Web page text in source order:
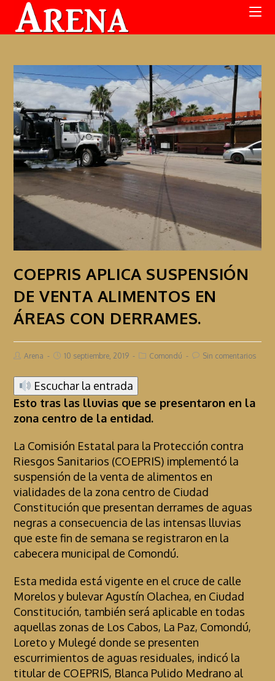
COEPRIS APLICA SUSPENSIÓN
DE VENTA ALIMENTOS EN
ÁREAS CON DERRAMES.
Arena 10 septiembre, 2019 Comondú Sin comentarios
Escuchar la entrada
Esto tras las lluvias que se presentaron en la
zona centro de la entidad.
La Comisión Estatal para la Protección contra
Riesgos Sanitarios (COEPRIS) implementó la
suspensión de la venta de alimentos en
vialidades de la zona centro de Ciudad
Constitución que presentan derrames de aguas
negras a consecuencia de las intensas lluvias
que este fin de semana se registraron en la
cabecera municipal de Comondú.
Esta medida está vigente en el cruce de calle
Morelos y bulevar Agustín Olachea, en Ciudad
Constitución, también será aplicable en todas
aquellas zonas de Los Cabos, La Paz, Comondú,
Loreto y Mulegé donde se presenten
escurrimientos de aguas residuales, indicó la
titular de COEPRIS, Blanca Pulido Medrano al